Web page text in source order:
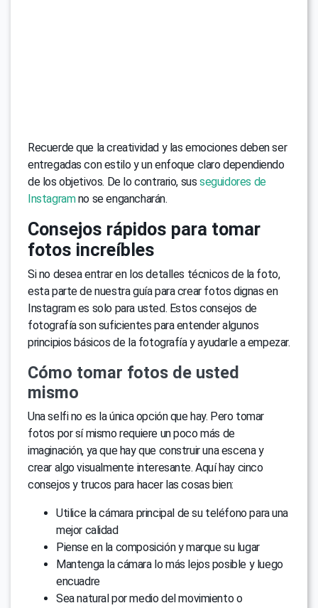
Recuerde que la creatividad y las emociones deben ser
entregadas con estilo y un enfoque claro dependiendo
de los objetivos. De lo contrario, susseguidores de
Instagramno se engancharán.
Consejos rápidos para tomar
fotos increíbles
Si no desea entrar en los detalles técnicos de la foto,
esta parte de nuestra guía para crear fotos dignas en
Instagram es solo para usted. Estos consejos de
fotografía son suficientes para entender algunos
principios básicos de la fotografía y ayudarle a empezar.
Cómo tomar fotos de usted
mismo
Una selfi no es la única opción que hay. Pero tomar
fotos por sí mismo requiere un poco más de
imaginación, ya que hay que construir una escena y
crear algo visualmente interesante. Aquí hay cinco
consejos y trucos para hacer las cosas bien:
Utilice la cámara principal de su teléfono para una
mejor calidad
Piense en la composición y marque su lugar
Mantenga la cámara lo más lejos posible y luego
encuadre
Sea natural por medio del movimiento o